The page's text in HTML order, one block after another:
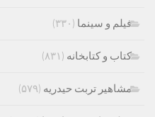
فیلم و سینما (۳۳۰)
کتاب و کتابخانه (۸۳۱)
مشاهیر تربت حیدریه (۵۷۹)